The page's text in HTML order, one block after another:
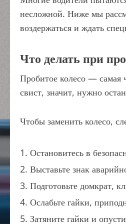
несложной. Ниже мы
воздержаться и ждать
Что делать при
Пробитое колесо — самая
свист, значит, нужно
Чтобы заменить колесо,
Остановитесь в
Выставьте знак
Подготовьте домкрат,
Ослабьте гайки,
Затяните гайки и